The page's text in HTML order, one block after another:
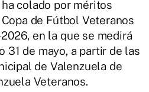
colado por méritos
de Fútbol Veteranos
en la que se medirá
31 de mayo, a partir de las
de Valenzuela de
Veteranos.